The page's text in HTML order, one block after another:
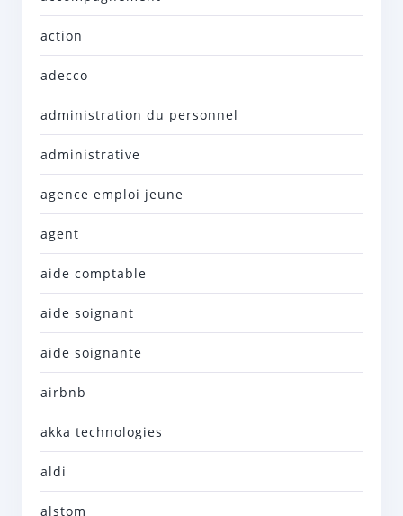
action
adecco
administration du personnel
administrative
agence emploi jeune
agent
aide comptable
aide soignant
aide soignante
airbnb
akka technologies
aldi
alstom